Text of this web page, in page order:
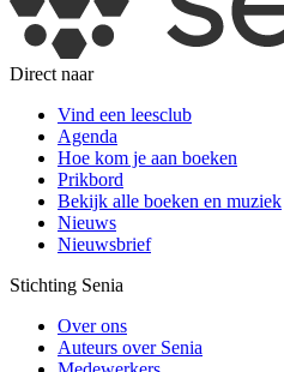
Direct naar
Vind een leesclub
Agenda
Hoe kom je aan boeken
Prikbord
Bekijk alle boeken en muziek
Nieuws
Nieuwsbrief
Stichting Senia
Over ons
Auteurs over Senia